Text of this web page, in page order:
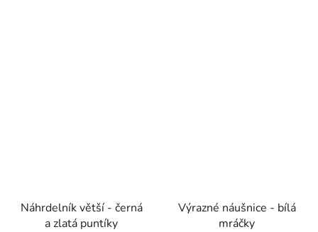
Náhrdelník větší - černá
a zlatá puntíky
Výrazné náušnice - bílá
mráčky